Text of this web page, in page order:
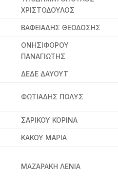
ΧΡΙΣΤΟΔΟΥΛΟΣ
ΒΑΦΕΙΑΔΗΣ ΘΕΟΔΟΣΗΣ
ΟΝΗΣΙΦΟΡΟΥ
ΠΑΝΑΓΙΩΤΗΣ
ΔΕΔΕ ΔΑΥΟΥΤ
ΦΩΤΙΑΔΗΣ ΠΟΛΥΣ
ΣΑΡΙΚΟΥ ΚΟΡΙΝΑ
ΚΑΚΟΥ ΜΑΡΙΑ
ΜΑΖΑΡΑΚΗ ΛΕΝΙΑ